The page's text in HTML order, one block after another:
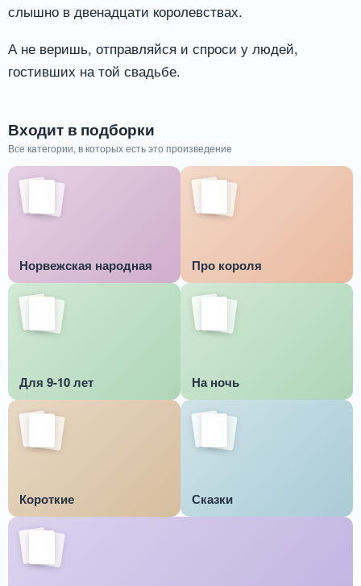
слышно в двенадцати королевствах.
А не веришь, отправляйся и спроси у людей,
гостивших на той свадьбе.
Входит в подборки
Все категории, в которых есть это произведение
Норвежская народная Про короля
Для 9-10 лет На ночь
Короткие Сказки